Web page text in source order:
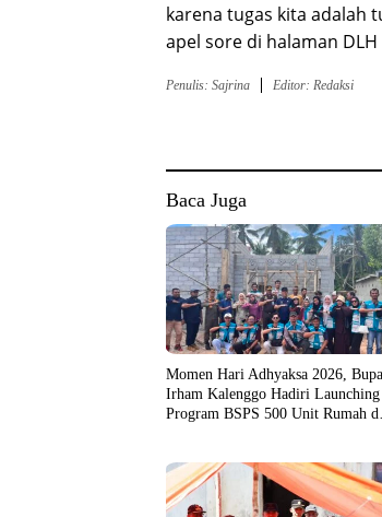
karena tugas kita adalah
apel sore di halaman
Penulis: Sajrina Editor: Redaksi
Baca Juga
Momen Hari Adhyaksa 2026,
Irham Kalenggo Hadiri Launching
Program BSPS 500 Unit Rumah di